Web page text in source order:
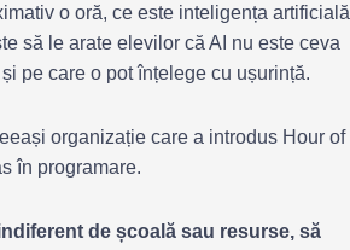
o oră, ce este inteligența artificială
să le arate elevilor că AI nu este ceva
pe care o pot înțelege cu ușurință.
organizație care a introdus Hour of
în programare.
de școală sau resurse, să